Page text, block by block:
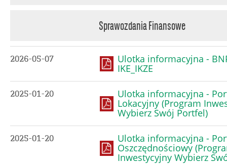
Sprawozdania Finansowe
2026-05-07 Ulotka informacyjna -
IKE_IKZE
2025-01-20 Ulotka informacyjna -
Lokacyjny (Program
Wybierz Swój Portfel)
2025-01-20 Ulotka informacyjna -
Oszczędnościowy
Inwestycyjny Wybierz